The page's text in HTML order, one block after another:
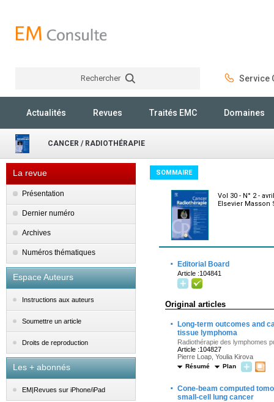
Rechercher Service
Actualités Revues Traités EMC Domaines
CANCER / RADIOTHÉRAPIE
La revue
Présentation
Dernier numéro
Archives
Numéros thématiques
Espace Auteurs
Instructions aux auteurs
Soumettre un article
Droits de reproduction
Les + abonnés
EM|Revues sur iPhone/iPad
SOMMAIRE
Vol 30 - N° 2 -
Elsevier
· Editorial Board
Article :104841
Original articles
·
Long-term outcomes and
tissue lymphoma
Radiothérapie des lymphomes
Article :104827
Pierre Loap, Youlia Kirova
Résumé Plan
· Cone-beam computed
small-cell lung cancer